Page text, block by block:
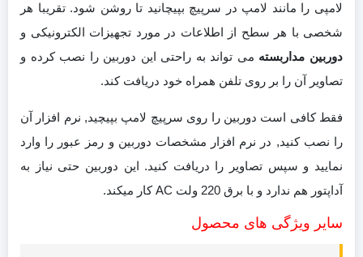
لامپی را مانند لامپ در سرپیچ بپیچانید تا روشن شود. تقریبا هر
شخصی با هر سطح از اطلاعات در مورد تجهیزات الکترونیکی و
دوربین مداربسته می تواند به راحتی این دوربین را نصب کرده و
تصاویر آن را بر روی تلفن همراه خود دریافت کند.
فقط کافی است دوربین را روی سرپیچ لامپ بپیچید, نرم افزار آن
را نصب کنید, در نرم افزار مشخصات دوربین و رمز عبور را وارد
نمایید و سپس تصاویر را دریافت کنید. این دوربین حتی نیاز به
آداپتور هم ندارد و با برق 220 ولت AC کار میکند.
سایر ویژگی های محصول